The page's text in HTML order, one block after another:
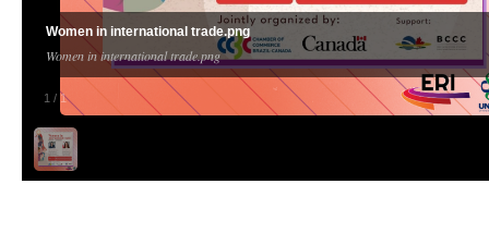
1 / 1
Women in international trade.png
Women in international trade.png